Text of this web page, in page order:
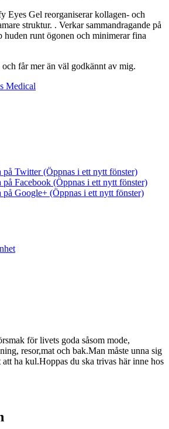
Eyes Gel reorganiserar kollagen- och
struktur. . Verkar sammandragande på
huden runt ögonen och minimerar fina
får mer än väl godkännt av mig.
Medical
Twitter (Öppnas i ett nytt fönster)
Facebook (Öppnas i ett nytt fönster)
Google+ (Öppnas i ett nytt fönster)
för livets goda såsom mode,
resor,mat och bak.Man måste unna sig
ha kul.Hoppas du ska trivas här inne hos